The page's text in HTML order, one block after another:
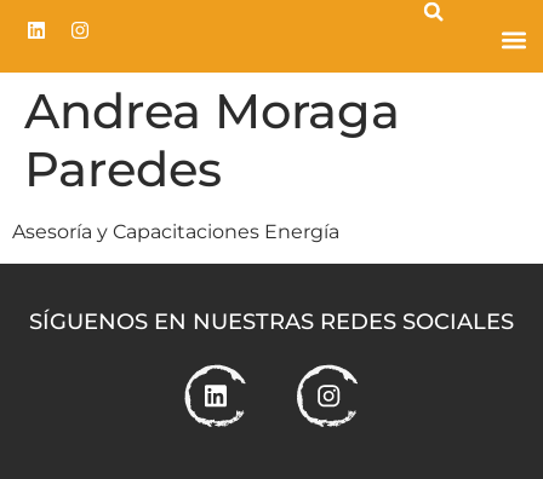
Andrea Moraga
Paredes
Asesoría y Capacitaciones Energía
SÍGUENOS EN NUESTRAS REDES SOCIALES